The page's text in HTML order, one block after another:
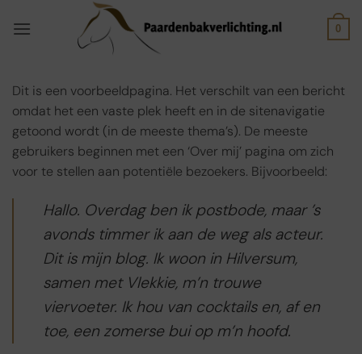
naar
0
Dit is een voorbeeldpagina. Het verschilt van een bericht
omdat het een vaste plek heeft en in de sitenavigatie
getoond wordt (in de meeste thema’s). De meeste
gebruikers beginnen met een ‘Over mij’ pagina om zich
voor te stellen aan potentiële bezoekers. Bijvoorbeeld:
Hallo. Overdag ben ik postbode, maar ’s
avonds timmer ik aan de weg als acteur.
Dit is mijn blog. Ik woon in Hilversum,
samen met Vlekkie, m’n trouwe
viervoeter. Ik hou van cocktails en, af en
toe, een zomerse bui op m’n hoofd.